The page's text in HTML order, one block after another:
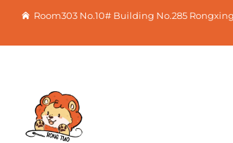
Room303 No.10# Building No.285